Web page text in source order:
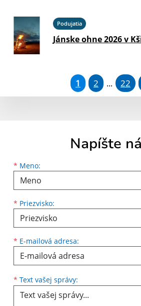
Podujatia
Jánske ohne 2026 v
1 2 ... 22
Napíšte
* Meno:
Meno
* Priezvisko:
Priezvisko
* E-mailová adresa:
E-mailová adresa
* Text vašej správy: